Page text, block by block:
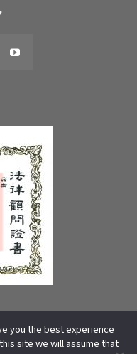
第：10659607600號
GROUP. ALL RIGHTS
you the best experience
site we will assume that